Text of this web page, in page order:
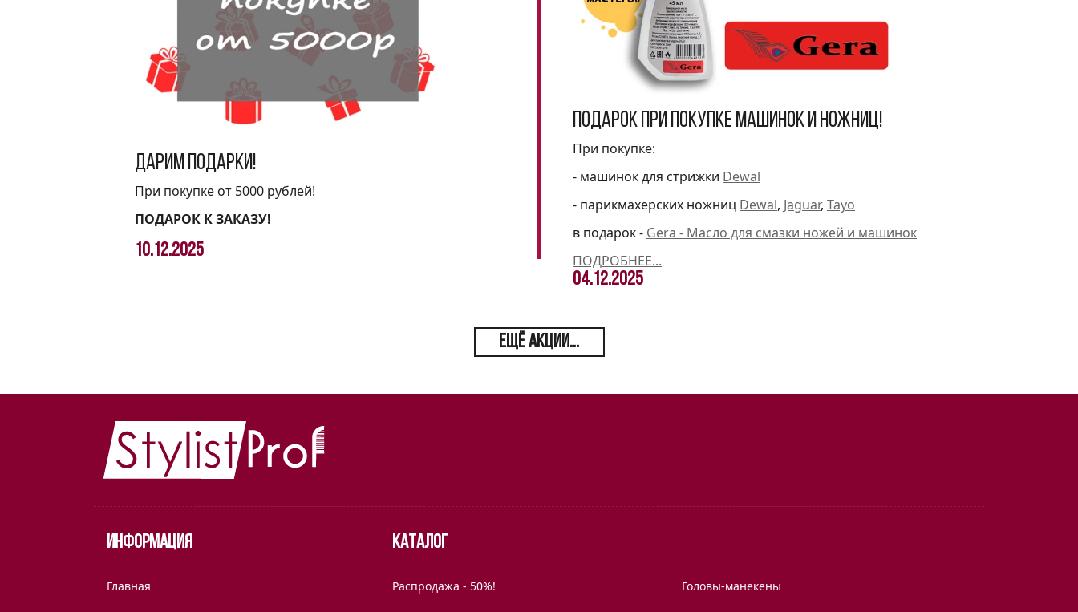
Дарим подарки!
При покупке от 5000 рублей!
ПОДАРОК К ЗАКАЗУ!
10.12.2025
Подарок при покупке машинок и ножниц!
При покупке:
- машинок для стрижки Dewal
- парикмахерских ножниц Dewal, Jaguar, Tayo
в подарок - Gera - Масло для смазки ножей и машинок
ПОДРОБНЕЕ...
04.12.2025
ЕЩЁ АКЦИИ...
Информация Каталог
Главная Распродажа - 50%! Головы-манекены